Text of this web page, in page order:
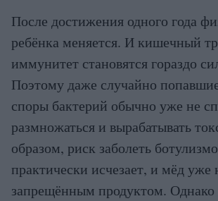
После достижения одного года
ребёнка меняется. И кишечный
иммунитет становятся гораздо
Поэтому даже случайно
споры бактерий обычно уже не
размножаться и вырабатывать
образом, риск заболеть
практически исчезает, и мёд уже
запрещённым продуктом. Однако